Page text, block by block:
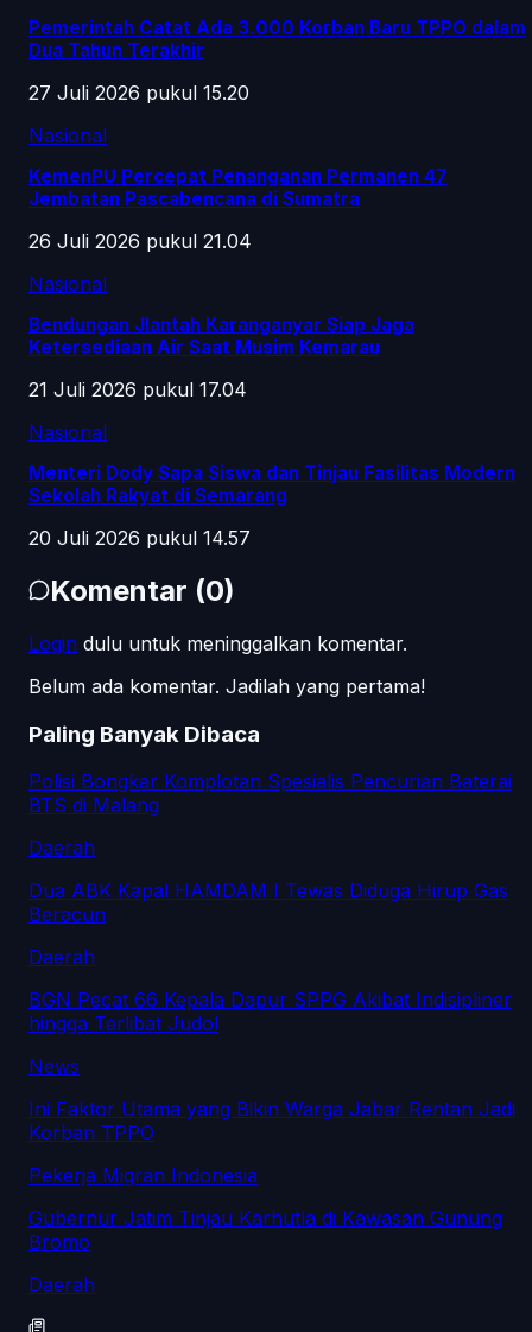
Pemerintah Catat Ada 3.000 Korban Baru TPPO dalam
Dua Tahun Terakhir
27 Juli 2026 pukul 15.20
Nasional
KemenPU Percepat Penanganan Permanen 47
Jembatan Pascabencana di Sumatra
26 Juli 2026 pukul 21.04
Nasional
Bendungan Jlantah Karanganyar Siap Jaga
Ketersediaan Air Saat Musim Kemarau
21 Juli 2026 pukul 17.04
Nasional
Menteri Dody Sapa Siswa dan Tinjau Fasilitas Modern
Sekolah Rakyat di Semarang
20 Juli 2026 pukul 14.57
Komentar (0)
Login dulu untuk meninggalkan komentar.
Belum ada komentar. Jadilah yang pertama!
Paling Banyak Dibaca
Polisi Bongkar Komplotan Spesialis Pencurian Baterai
BTS di Malang
Daerah
Dua ABK Kapal HAMDAM I Tewas Diduga Hirup Gas
Beracun
Daerah
BGN Pecat 66 Kepala Dapur SPPG Akibat Indisipliner
hingga Terlibat Judol
News
Ini Faktor Utama yang Bikin Warga Jabar Rentan Jadi
Korban TPPO
Pekerja Migran Indonesia
Gubernur Jatim Tinjau Karhutla di Kawasan Gunung
Bromo
Daerah